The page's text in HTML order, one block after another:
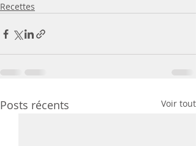
Recettes
Posts récents Voir tout